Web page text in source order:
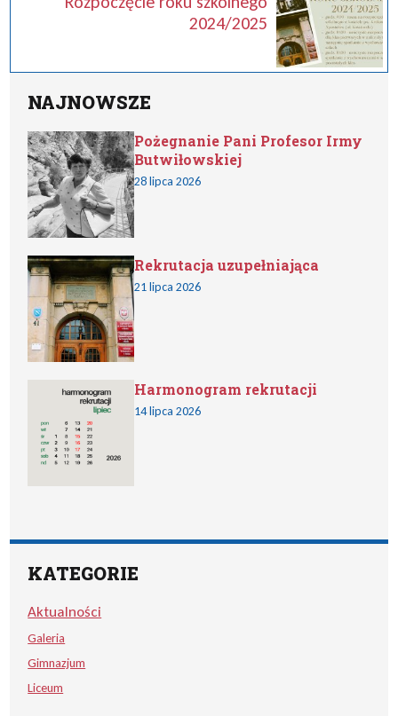
2024/2025
NAJNOWSZE
Pożegnanie Pani Profesor Irmy
Butwiłowskiej
28 lipca 2026
Rekrutacja uzupełniająca
21 lipca 2026
Harmonogram rekrutacji
14 lipca 2026
KATEGORIE
Aktualności
Galeria
Gimnazjum
Liceum